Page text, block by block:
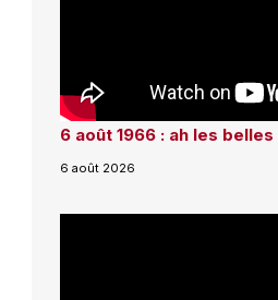
6 août 1966 : ah les
6 août 2026